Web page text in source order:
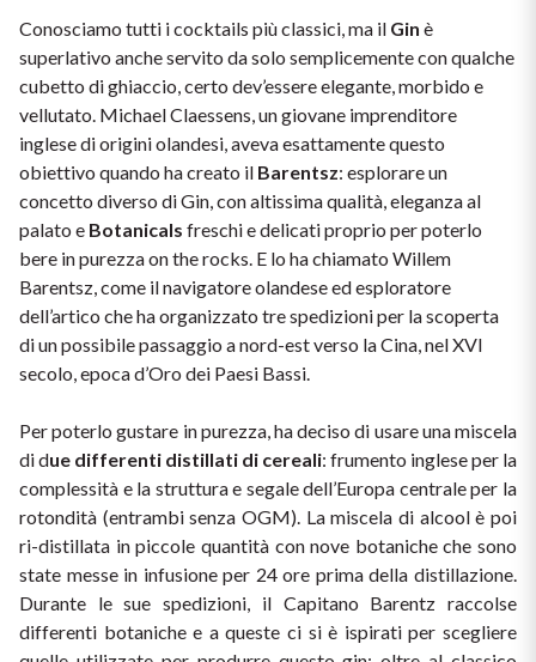
Vini Siciliani
Vini Toscani
Vini Trentini
Vini Umbri
Vini Veneti
Vini della Champagne
Vini della Borgogna
Vini Bordeaux
Vedi tutti
Conosciamo tutti i cocktails più classici, ma il Gin è
superlativo anche servito da solo semplicemente con qualche
cubetto di ghiaccio, certo dev’essere elegante, morbido e
vellutato. Michael Claessens, un giovane imprenditore
inglese di origini olandesi, aveva esattamente questo
obiettivo quando ha creato il Barentsz: esplorare un
concetto diverso di Gin, con altissima qualità, eleganza al
palato e Botanicals freschi e delicati proprio per poterlo
bere in purezza on the rocks. E lo ha chiamato Willem
Barentsz, come il navigatore olandese ed esploratore
dell’artico che ha organizzato tre spedizioni per la scoperta
di un possibile passaggio a nord-est verso la Cina, nel XVI
secolo, epoca d’Oro dei Paesi Bassi.
Per poterlo gustare in purezza, ha deciso di usare una miscela
di due differenti distillati di cereali: frumento inglese per la
complessità e la struttura e segale dell’Europa centrale per la
rotondità (entrambi senza OGM). La miscela di alcool è poi
ri-distillata in piccole quantità con nove botaniche che sono
state messe in infusione per 24 ore prima della distillazione.
Durante le sue spedizioni, il Capitano Barentz raccolse
differenti botaniche e a queste ci si è ispirati per scegliere